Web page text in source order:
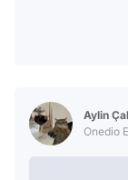
Aylin
Onedio